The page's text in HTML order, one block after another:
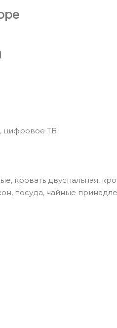
цифровое ТВ
кровать двуспальная,
посуда, чайные